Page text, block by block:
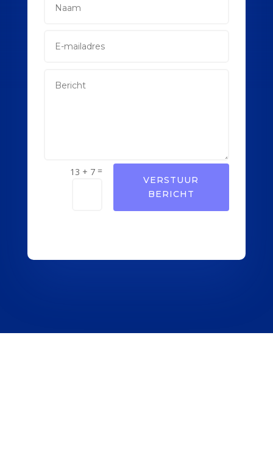
13 + 7=
VERSTUUR
BERICHT